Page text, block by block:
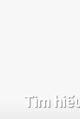
Tìm